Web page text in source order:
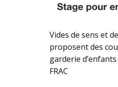
Vides de sens et
proposent des
garderie
FRAC